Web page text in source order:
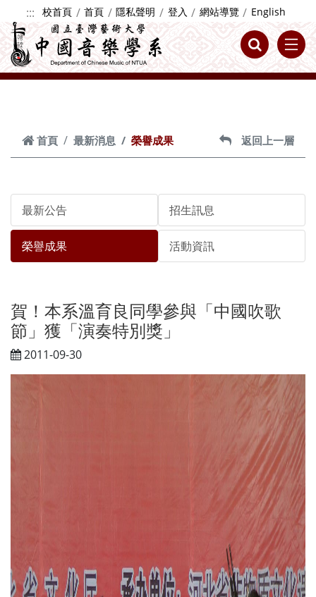
跳到主要內容
::: 校首頁 首頁 隱私聲明 登入 網站導覽 English
首頁 最新消息 榮譽成果 返回上一層
最新公告 招生訊息
榮譽成果 活動資訊
賀！本系溫育良同學參與「中國吹歌
節」獲「演奏特別獎」
2011-09-30